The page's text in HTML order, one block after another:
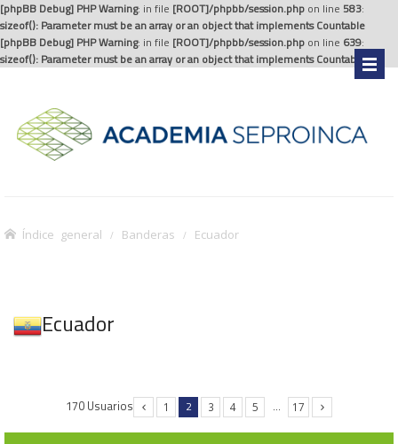
[phpBB Debug] PHP Warning: in file [ROOT]/phpbb/session.php on line 583:
sizeof(): Parameter must be an array or an object that implements Countable
[phpBB Debug] PHP Warning: in file [ROOT]/phpbb/session.php on line 639:
sizeof(): Parameter must be an array or an object that implements Countable
Índice general Banderas Ecuador
Ecuador
170 Usuarios 1 2 3 4 5 … 17